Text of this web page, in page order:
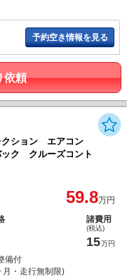
予約空き情報を見る
依頼
クション エアコン
ク クルーズコント
59.8万円
諸費用
(税込)
15万円
備付
月・走行無制限)